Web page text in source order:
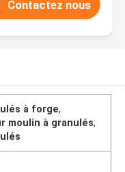
Contactez nous
à forge,
moulin à granulés,